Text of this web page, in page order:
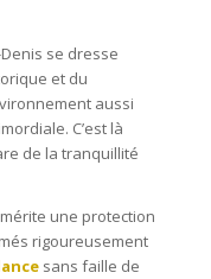
se dresse
et du
aussi
C’est là
de la tranquillité
une protection
rigoureusement
sans faille de